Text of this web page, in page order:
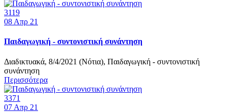
3119
08 Απρ 21
Παιδαγωγική - συντονιστική συνάντηση
Διαδικτυακά, 8/4/2021 (Νότια), Παιδαγωγική - συντονιστική
συνάντηση
Περισσότερα
3371
07 Απρ 21